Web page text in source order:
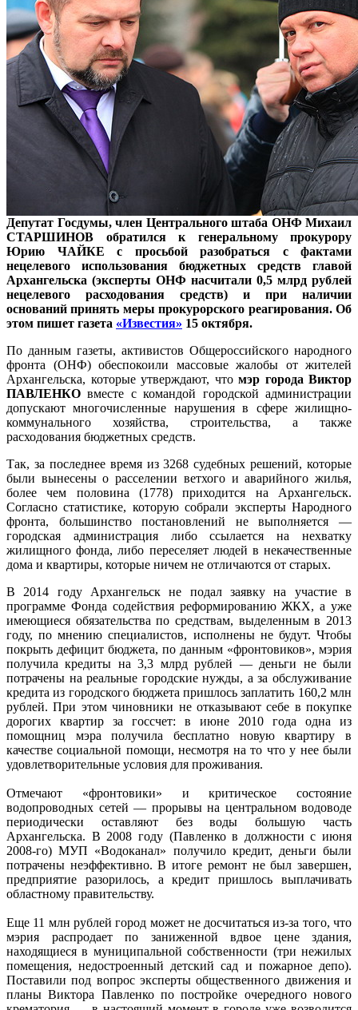
Депутат Госдумы, член Центрального штаба ОНФ Михаил
СТАРШИНОВ обратился к генеральному прокурору
Юрию ЧАЙКЕ с просьбой разобраться с фактами
нецелевого использования бюджетных средств главой
Архангельска (эксперты ОНФ насчитали 0,5 млрд рублей
нецелевого расходования средств) и при наличии
оснований принять меры прокурорского реагирования. Об
этом пишет газета «Известия» 15 октября.
По данным газеты, активистов Общероссийского народного
фронта (ОНФ) обеспокоили массовые жалобы от жителей
Архангельска, которые утверждают, что мэр города Виктор
ПАВЛЕНКО вместе с командой городской администрации
допускают многочисленные нарушения в сфере жилищно-
коммунального хозяйства, строительства, а также
расходования бюджетных средств.
Так, за последнее время из 3268 судебных решений, которые
были вынесены о расселении ветхого и аварийного жилья,
более чем половина (1778) приходится на Архангельск.
Согласно статистике, которую собрали эксперты Народного
фронта, большинство постановлений не выполняется —
городская администрация либо ссылается на нехватку
жилищного фонда, либо переселяет людей в некачественные
дома и квартиры, которые ничем не отличаются от старых.
В 2014 году Архангельск не подал заявку на участие в
программе Фонда содействия реформированию ЖКХ, а уже
имеющиеся обязательства по средствам, выделенным в 2013
году, по мнению специалистов, исполнены не будут. Чтобы
покрыть дефицит бюджета, по данным «фронтовиков», мэрия
получила кредиты на 3,3 млрд рублей — деньги не были
потрачены на реальные городские нужды, а за обслуживание
кредита из городского бюджета пришлось заплатить 160,2 млн
рублей. При этом чиновники не отказывают себе в покупке
дорогих квартир за госсчет: в июне 2010 года одна из
помощниц мэра получила бесплатно новую квартиру в
качестве социальной помощи, несмотря на то что у нее были
удовлетворительные условия для проживания.
Отмечают «фронтовики» и критическое состояние
водопроводных сетей — прорывы на центральном водоводе
периодически оставляют без воды большую часть
Архангельска. В 2008 году (Павленко в должности с июня
2008-го) МУП «Водоканал» получило кредит, деньги были
потрачены неэффективно. В итоге ремонт не был завершен,
предприятие разорилось, а кредит пришлось выплачивать
областному правительству.
Еще 11 млн рублей город может не досчитаться из-за того, что
мэрия распродает по заниженной вдвое цене здания,
находящиеся в муниципальной собственности (три нежилых
помещения, недостроенный детский сад и пожарное депо).
Поставили под вопрос эксперты общественного движения и
планы Виктора Павленко по постройке очередного нового